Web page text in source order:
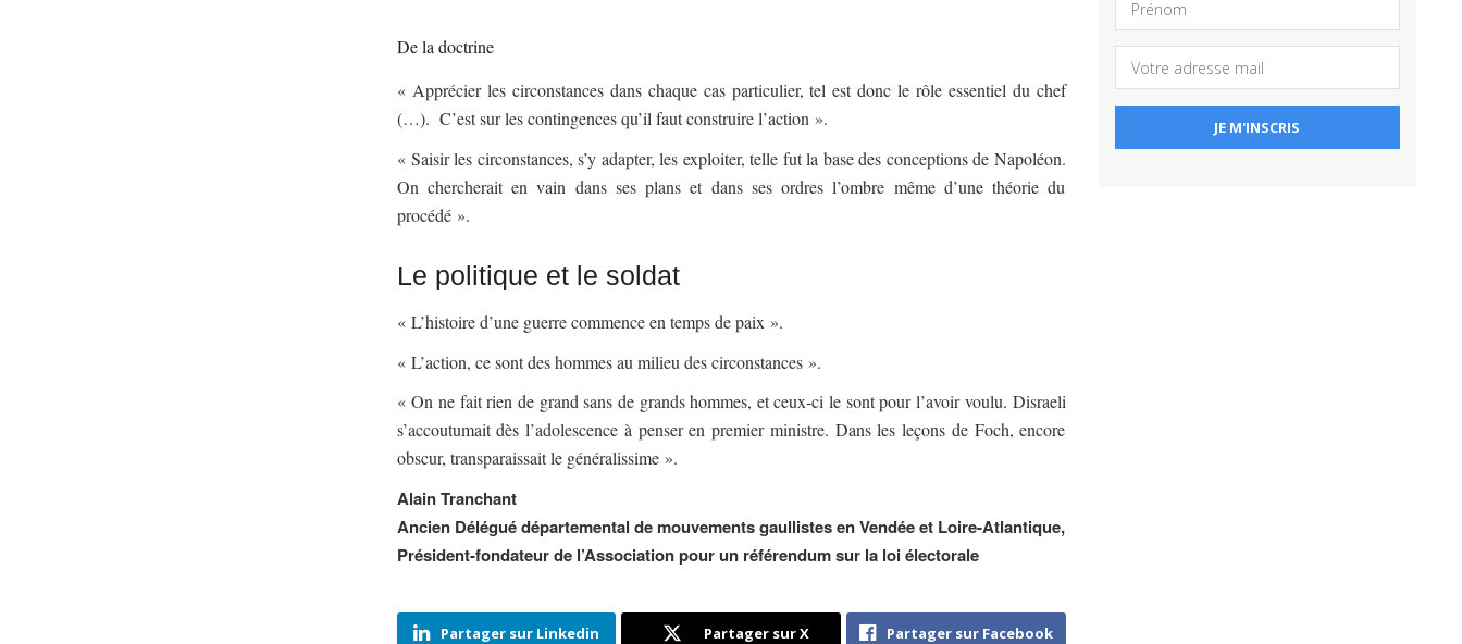
De la doctrine
« Apprécier les circonstances dans chaque cas particulier, tel est donc le rôle essentiel du chef
(…). C’est sur les contingences qu’il faut construire l’action ».
« Saisir les circonstances, s’y adapter, les exploiter, telle fut la base des conceptions de Napoléon.
On chercherait en vain dans ses plans et dans ses ordres l’ombre même d’une théorie du
procédé ».
Le politique et le soldat
« L’histoire d’une guerre commence en temps de paix ».
« L’action, ce sont des hommes au milieu des circonstances ».
« On ne fait rien de grand sans de grands hommes, et ceux-ci le sont pour l’avoir voulu. Disraeli
s’accoutumait dès l’adolescence à penser en premier ministre. Dans les leçons de Foch, encore
obscur, transparaissait le généralissime ».
Alain Tranchant
Ancien Délégué départemental de mouvements gaullistes en Vendée et Loire-Atlantique,
Président-fondateur de l’Association pour un référendum sur la loi électorale
Partager sur Linkedin Partager sur X Partager sur Facebook